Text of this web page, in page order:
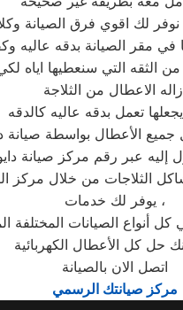
نوفر لك اقوي فرق الصيانة
في مقر الصيانة بدقه عاليه
الثقه التي سنعطيها اياه
الاعطال من الثلاجة
تعمل بدقه عاليه كالدقه
الأعطال بواسطة صيانة
إليه عبر رقم مركز صيانة
الثلاجات من خلال مركز
يوفر لك خدمات ،
أنواع الصيانات المختلفة
اتصل الان بالصيانة
مركز صيانتك الرسمي